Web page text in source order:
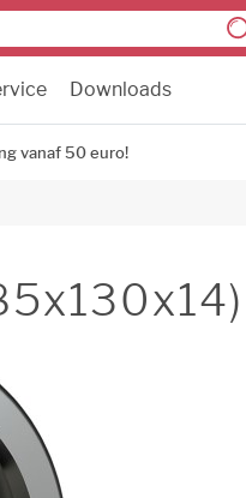
Downloads
vanaf 50 euro!